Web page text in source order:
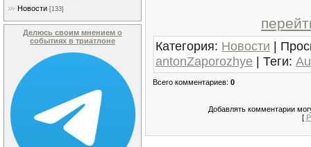
Новости [133]
Делюсь своим мнением о
событиях в триатлоне
Категория: Новости |
antonZaporozhye | Теги:
Всего комментариев: 0
Добавлять комментарии
[